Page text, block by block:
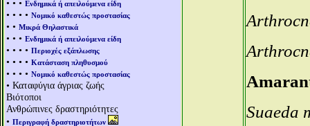
• • • Ενδημικά ή απειλούμενα είδη
• • • • Νομικό καθεστώς προστασίας
• • Μικρά Θηλαστικά
• • • Ενδημικά ή απειλούμενα είδη
• • • • Περιοχές εξάπλωσης
• • • • Κατάσταση πληθυσμού
• • • • Νομικό καθεστώς προστασίας
• Καταφύγια άγριας ζωής
Βιότοποι
Ανθρώπινες δραστηριότητες
• Περιγραφή δραστηριοτήτων
Suaeda